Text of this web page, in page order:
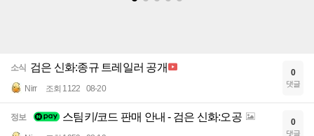
소식 검은 신화:종규 트레일러 공개
Nirr 조회 1122 08-20
0
댓글
정보 스팀키/코드 판매 안내 - 검은 신화:오공 0
댓글